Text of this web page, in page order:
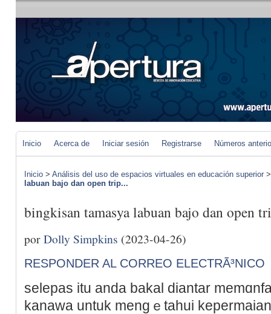
Inicio Acerca de Iniciar sesión Registrarse Números
Inicio > Análisis del uso de espacios virtuales en educación superior
labuan bajo dan open trip...
bingkisan tamasya labuan bajo dan open
porDolly Simpkins (2023-04-26)
RESPONDER AL CORREO ELECTRÃ³NICO
sеlepаs itu anda bakal ԁiantar
kanawa untuk mengｅtahui